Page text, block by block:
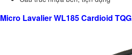
Micro Lavalier WL185 Cardioid TQG